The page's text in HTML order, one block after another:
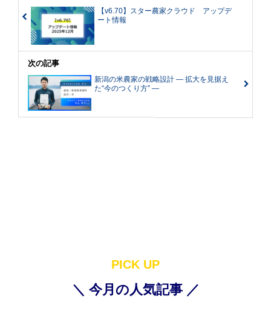
【v6.70】スター農家クラウド アップデ
ート情報
次の記事
新潟の米農家の戦略設計 ― 拡大を見据え
た“今のつくり方” ―
PICK UP
＼ 今月の人気記事 ／